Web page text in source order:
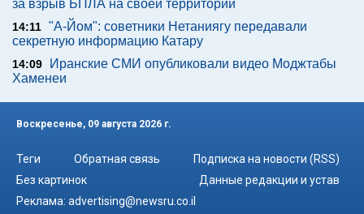
за взрыв БПЛА на своей территории
14:11 "А-Йом": советники Нетаниягу передавали
секретную информацию Катару
14:09
Иранские СМИ опубликовали видео Моджтабы
Хаменеи
Воскресенье, 09 августа 2026 г.
Теги Обратная связь
Подписка на новости (RSS)
Без картинок
Данные редакции и устав
Реклама: advertising@newsru.co.il